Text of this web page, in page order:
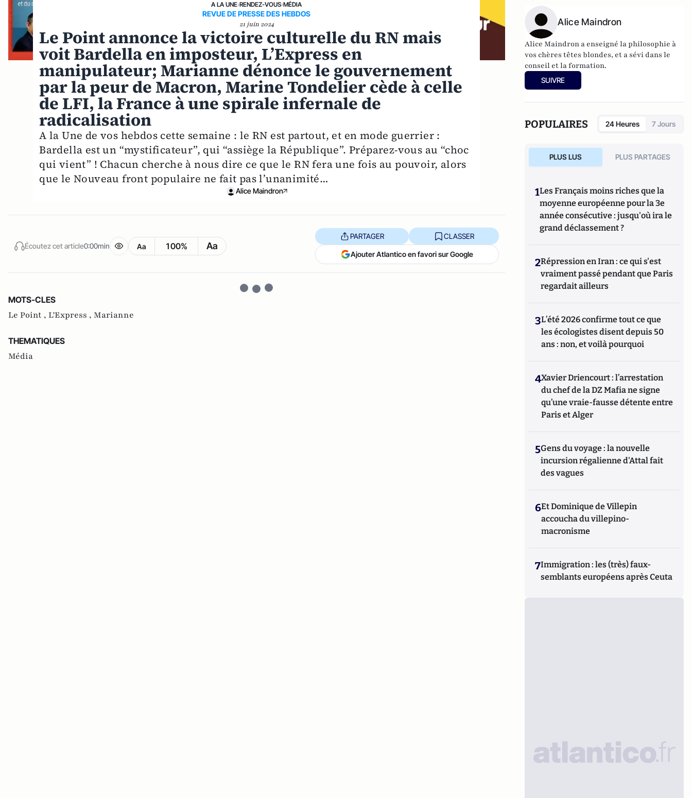
A LA UNE›RENDEZ-VOUS›MÉDIA
REVUE DE PRESSE DES HEBDOS
21 juin 2024
Le Point annonce la victoire culturelle du RN mais
voit Bardella en imposteur, L’Express en
manipulateur; Marianne dénonce le gouvernement
par la peur de Macron, Marine Tondelier cède à celle
de LFI, la France à une spirale infernale de
radicalisation
A la Une de vos hebdos cette semaine : le RN est partout, et en mode guerrier :
Bardella est un “mystificateur”, qui “assiège la République”. Préparez-vous au “choc
qui vient” ! Chacun cherche à nous dire ce que le RN fera une fois au pouvoir, alors
que le Nouveau front populaire ne fait pas l’unanimité…
Alice Maindron
Écoutez cet article0:00min Aa 100% Aa
PARTAGER CLASSER
Ajouter Atlantico en favori sur Google
MOTS-CLES
Le Point , L'Express , Marianne
THEMATIQUES
Média
Alice Maindron
Alice Maindron a enseigné la philosophie à
vos chères têtes blondes, et a sévi dans le
conseil et la formation.
SUIVRE
POPULAIRES 24 Heures 7 Jours
PLUS LUS PLUS PARTAGES
1Les Français moins riches que la
moyenne européenne pour la 3e
année consécutive : jusqu'où ira le
grand déclassement ?
2Répression en Iran : ce qui s'est
vraiment passé pendant que Paris
regardait ailleurs
3L’été 2026 confirme tout ce que
les écologistes disent depuis 50
ans : non, et voilà pourquoi
4Xavier Driencourt : l’arrestation
du chef de la DZ Mafia ne signe
qu’une vraie-fausse détente entre
Paris et Alger
5Gens du voyage : la nouvelle
incursion régalienne d'Attal fait
des vagues
6Et Dominique de Villepin
accoucha du villepino-
macronisme
7Immigration : les (très) faux-
semblants européens après Ceuta